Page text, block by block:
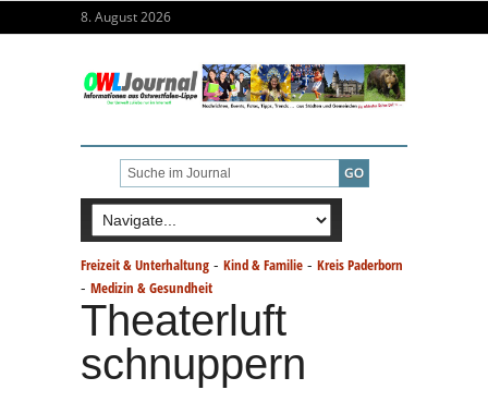
8. August 2026
Freizeit & Unterhaltung - Kind & Familie - Kreis Paderborn
- Medizin & Gesundheit
Theaterluft
schnuppern